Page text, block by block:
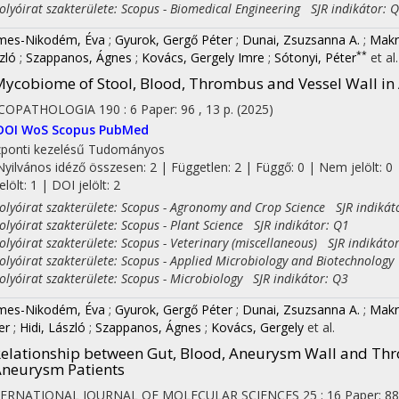
szakterülete: Scopus - Biomedical Engineering SJR indikátor:
Nikodém, Éva ; Gyurok, Gergő Péter ; Dunai, Zsuzsanna A. ;
; Szappanos, Ágnes ; Kovács, Gergely Imre ; Sótonyi, Péter** et al.
of Stool, Blood, Thrombus and Vessel Wall
190 : 6 Paper: 96 , 13 p. (2025)
WoS Scopus PubMed
kezelésű Tudományos
idéző összesen: 2 | Független: 2 | Függő: 0 | Nem jelölt:
1 | DOI jelölt: 2
szakterülete: Scopus - Agronomy and Crop Science SJR
szakterülete: Scopus - Plant Science SJR indikátor: Q1
szakterülete: Scopus - Veterinary (miscellaneous) SJR
szakterülete: Scopus - Applied Microbiology and
szakterülete: Scopus - Microbiology SJR indikátor: Q3
Nikodém, Éva ; Gyurok, Gergő Péter ; Dunai, Zsuzsanna A. ;
; Hidi, László ; Szappanos, Ágnes ; Kovács, Gergely et al.
between Gut, Blood, Aneurysm Wall and
Patients
JOURNAL OF MOLECULAR SCIENCES 25 : 16 Paper: